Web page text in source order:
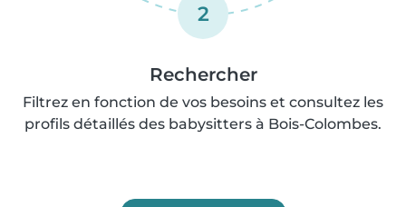
2
Rechercher
Filtrez en fonction de vos besoins et consultez les
profils détaillés des babysitters à Bois-Colombes.